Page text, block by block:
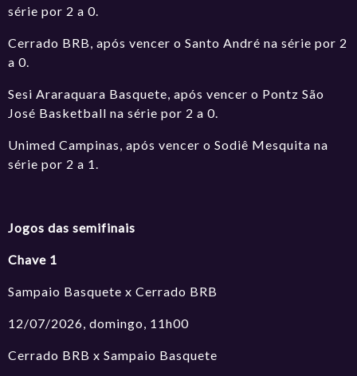
série por 2 a 0.
Cerrado BRB, após vencer o Santo André na série por 2
a 0.
Sesi Araraquara Basquete, após vencer o Pontz São
José Basketball na série por 2 a 0.
Unimed Campinas, após vencer o Sodiê Mesquita na
série por 2 a 1.
Jogos das semifinais
Chave 1
Sampaio Basquete x Cerrado BRB
12/07/2026, domingo, 11h00
Cerrado BRB x Sampaio Basquete